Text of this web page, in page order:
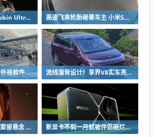
英伟达测试降配版Rubin Ultra GPU：HBM短缺下芯片厂商如何破局 高速飞来轮胎砸晕车主 小米SU7自动断电呼叫120 全程半小时救回一命
成功率80%！男子用外挂软件抢12306火车票：牟利2万多被判刑 流线溜背设计！享界V8实车亮相：增程版最大续航339km
《影之刃零》预告文案留悬念 玩家：要反向跳票 新显卡不到一月就被伴侣砸烂：小哥哀叹如此脆弱